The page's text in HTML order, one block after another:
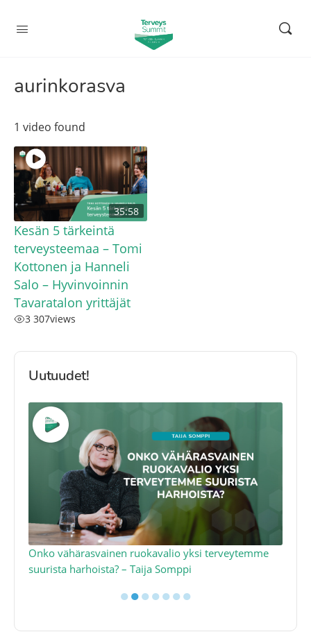
aurinkorasva
1 video found
35:58
Kesän 5 tärkeintä
terveysteemaa – Tomi
Kottonen ja Hanneli
Salo – Hyvinvoinnin
Tavaratalon yrittäjät
3 307views
Uutuudet!
Onko vähärasvainen ruokavalio yksi terveytemme
suurista harhoista? – Taija Somppi
●●●●●●●